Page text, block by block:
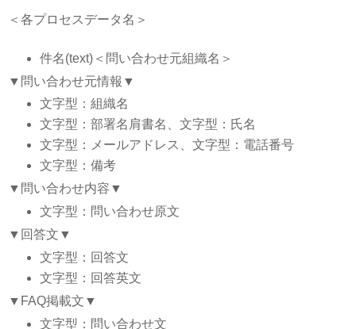
＜各プロセスデータ名＞
件名(text)＜問い合わせ元組織名＞
▼問い合わせ元情報▼
文字型：組織名
文字型：部署名肩書名、文字型：氏名
文字型：メールアドレス、文字型：電話番号
文字型：備考
▼問い合わせ内容▼
文字型：問い合わせ原文
▼回答文▼
文字型：回答文
文字型：回答英文
▼FAQ掲載文▼
文字型：問い合わせ文